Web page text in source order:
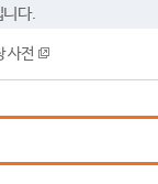
니다.
사전